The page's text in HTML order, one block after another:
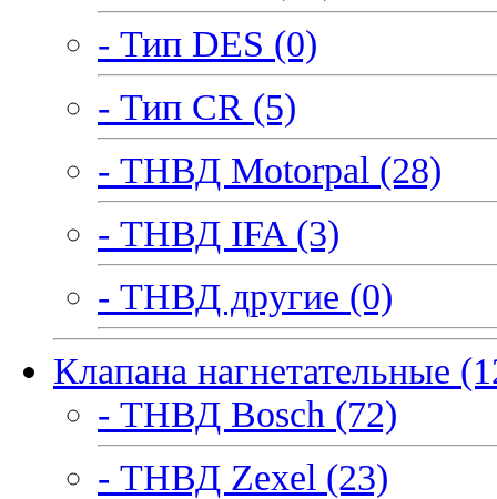
- Тип DES (0)
- Тип CR (5)
- ТНВД Motorpal (28)
- ТНВД IFA (3)
- ТНВД другие (0)
Клапана нагнетательные
- ТНВД Bosch (72)
- ТНВД Zexel (23)